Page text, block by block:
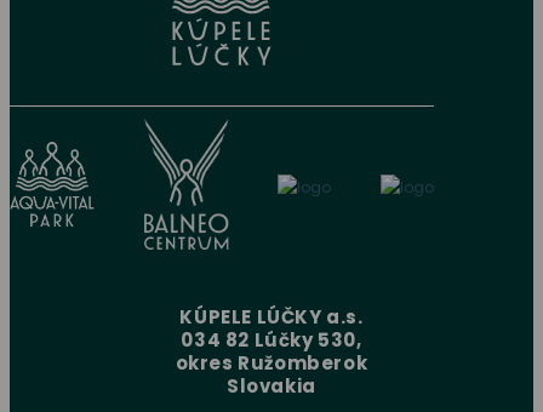
KÚPELE LÚČKY a.s.
034 82 Lúčky 530,
okres Ružomberok
Slovakia